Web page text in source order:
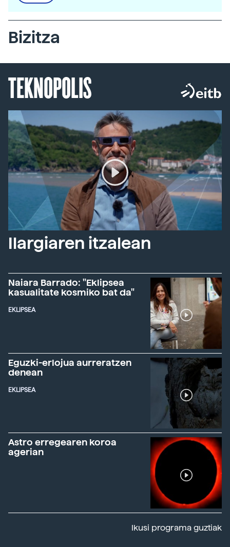
Bizitza
TEKNOPOLIS
Ilargiaren itzalean
Naiara Barrado: "Eklipsea
kasualitate kosmiko bat da"
EKLIPSEA
Eguzki-erlojua aurreratzen
denean
EKLIPSEA
Astro erregearen koroa
agerian
Ikusi programa guztiak